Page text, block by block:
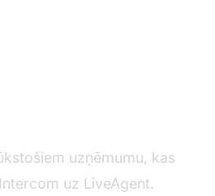
uzņēmumu, kas
uz LiveAgent.